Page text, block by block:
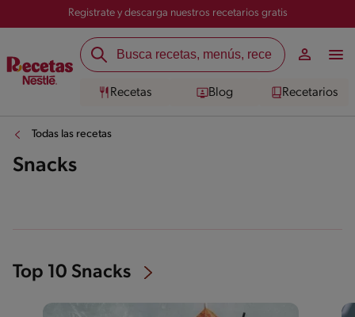
Registrate y descarga nuestros recetarios gratis
Recetas Blog Recetarios
Todas las recetas
Snacks
Top 10 Snacks